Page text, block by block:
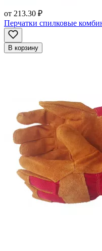
от 213.30 ₽
Перчатки спилковые
В корзину